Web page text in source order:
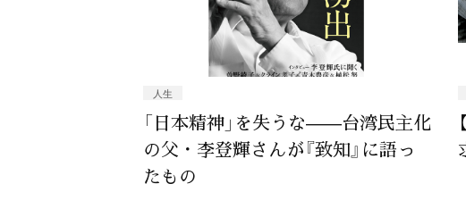
人生
「日本精神」を失うな——台湾民主化
の父・李登輝さんが『致知』に語っ
たもの